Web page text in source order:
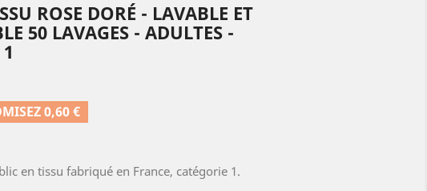
ROSE DORÉ - LAVABLE ET
50 LAVAGES - ADULTES -
0,60 €
en tissu fabriqué en France, catégorie 1.